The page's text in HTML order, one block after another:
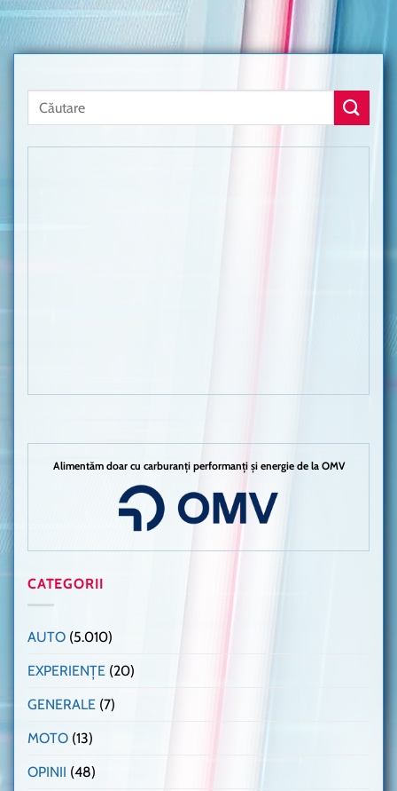
Alimentăm doar cu carburanți performanți și energie de la OMV
CATEGORII
AUTO (5.010)
EXPERIENȚE (20)
GENERALE (7)
MOTO (13)
OPINII (48)